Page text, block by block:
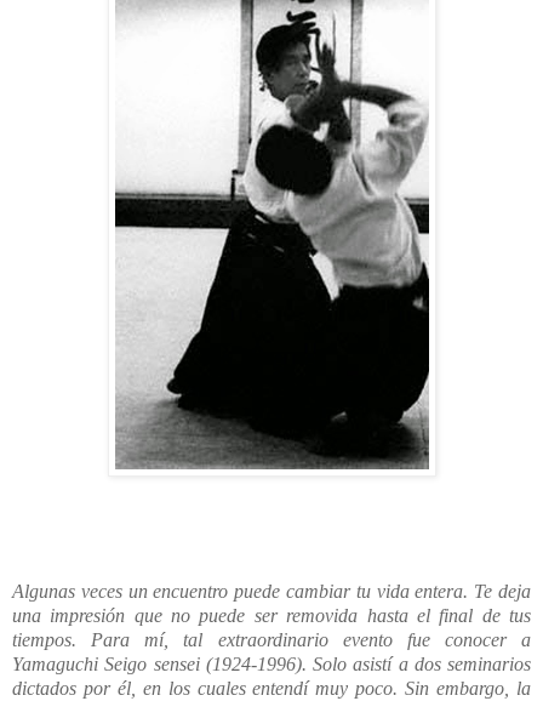
Algunas veces un encuentro puede cambiar tu vida entera. Te deja
una impresión que no puede ser removida hasta el final de tus
tiempos. Para mí, tal extraordinario evento fue conocer a
Yamaguchi Seigo sensei (1924-1996). Solo asistí a dos seminarios
dictados por él, en los cuales entendí muy poco. Sin embargo, la